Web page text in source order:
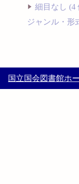
細目なし (4
ジャンル・形
国立国会図書館ホ